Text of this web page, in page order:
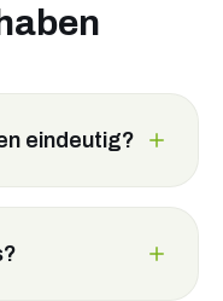
eindeutig?